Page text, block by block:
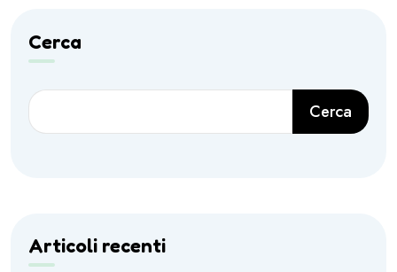
Cerca
Cerca
Articoli recenti